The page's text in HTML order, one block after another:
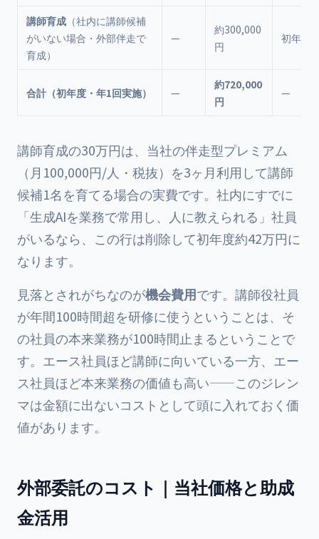
講師育成 （社内に講師候補
がいない場合・外部伴走で
育成）
—
約300,000
円
初年度
合計（初年度・年1回実施） —
約720,000
円
—
講師育成の30万円は、当社の伴走型プレミアム
（月100,000円/人・税抜）を3ヶ月利用して講師
候補1名を育てる場合の実費です。社内にすでに
「生成AIを業務で常用し、人に教えられる」社員
がいるなら、この行は削除して初年度約42万円に
なります。
見落とされがちなのが機会費用です。講師役社員
が年間100時間超を研修に使うということは、そ
の社員の本来業務が100時間止まるということで
す。エース社員ほど講師に向いている一方、エー
ス社員ほど本来業務の価値も高い——このジレン
マは金額に出ないコストとして頭に入れておく価
値があります。
外部委託のコスト｜当社価格と助成
金活用